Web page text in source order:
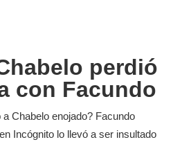
perdió
con Facundo
Chabelo enojado? Facundo
Incógnito lo llevó a ser insultado